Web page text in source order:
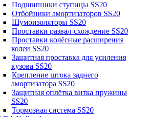
Подшипники ступицы SS20
Отбойники амортизаторов SS20
Шумоизоляторы SS20
Проставки развал-схождение SS20
Проставки колёсные расширения
колеи SS20
Защитная проставка для усиления
кузова SS20
Крепление штока заднего
амортизатора SS20
Защитная оплётка витка пружины
SS20
Тормозная система SS20